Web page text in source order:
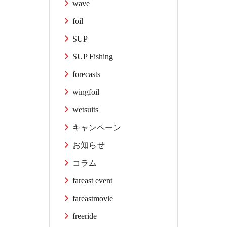
wave
foil
SUP
SUP Fishing
forecasts
wingfoil
wetsuits
キャンペーン
お知らせ
コラム
fareast event
fareastmovie
freeride